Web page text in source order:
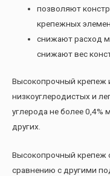
позволяют
крепежных
снижают расход
снижают вес
Высокопрочный крепеж
низкоуглеродистых и
углерода не более
других.
Высокопрочный крепеж
сравнению с другими